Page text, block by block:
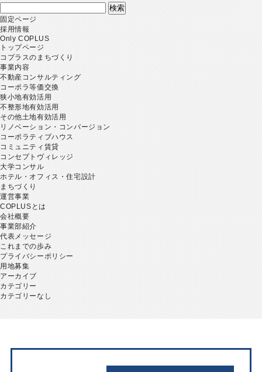
索:
固定ページ
採用情報
Only COPLUS
トップページ
コプラスのまちづくり
事業内容
不動産コンサルティング
コーポラ等価交換
狭小地有効活用
不整形地有効活用
その他土地有効活用
リノベーション・コンバージョン
コーポラティブハウス
コミュニティ賃貸
コンセプトヴィレッジ
大学コンサル
ホテル・オフィス・住宅設計
まちづくり
運営事業
COPLUSとは
会社概要
事業部紹介
代表メッセージ
これまでの歩み
プライバシーポリシー
用地募集
アーカイブ
カテゴリー
カテゴリーなし